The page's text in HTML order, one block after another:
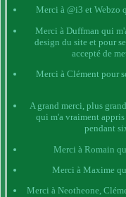
Merci à @i3 et Webzo
Merci à Duffman qui
design du site et pour
accepté de
Merci à Clément pour
A grand merci, plus
qui m'a vraiment
pendant
Merci à Romain
Merci à Maxime
Merci à Neotheone,